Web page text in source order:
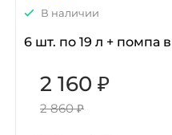
В наличии
6 шт. по 19 л + помпа
2 160 ₽
2 860 ₽